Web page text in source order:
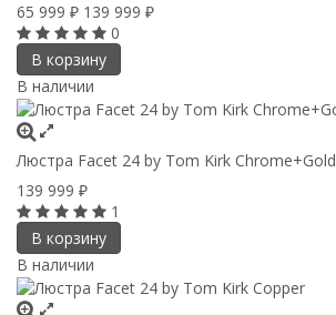
65 999 ₽ 139 999 ₽
0
В корзину
В наличии
Люстра Facet 24 by Tom Kirk Chrome+Gold
139 999 ₽
1
В корзину
В наличии